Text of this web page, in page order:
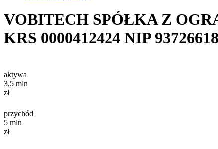
VOBITECH SPÓŁKA Z
KRS 0000412424 NIP
aktywa
3,5 mln
zł
przychód
5 mln
zł